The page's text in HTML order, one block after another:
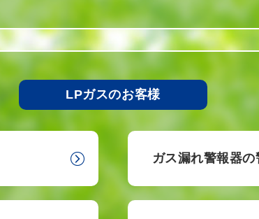
LPガスのお客様
ガス漏れ警報器